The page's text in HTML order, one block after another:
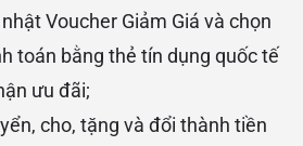
Voucher Giảm Giá và chọn
toán bằng thẻ tín dụng quốc tế
ưu đãi;
cho, tặng và đổi thành tiền